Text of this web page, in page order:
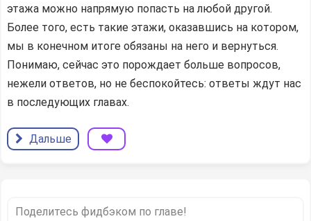
этажа можно напрямую попасть на любой другой.
Более того, есть такие этажи, оказавшись на котором,
мы в конечном итоге обязаны на него и вернуться.
Понимаю, сейчас это порождает больше вопросов,
нежели ответов, но не беспокойтесь: ответы ждут нас
в последующих главах.
Дальше